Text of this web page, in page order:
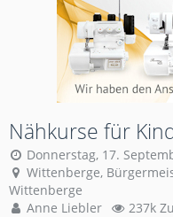
Nähkurse für
Donnerstag, 17.
Wittenberge,
Wittenberge
Anne Liebler
237k